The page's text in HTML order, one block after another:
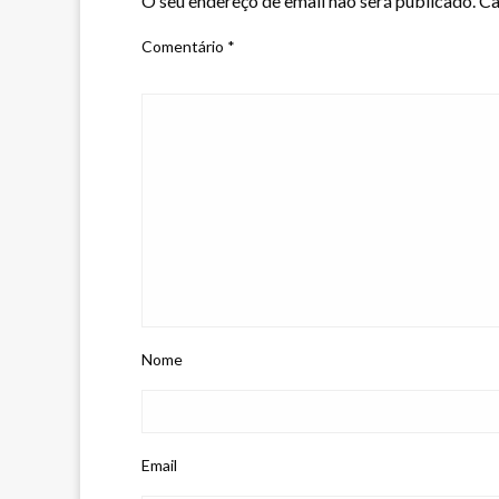
Comentário *
Nome
Email